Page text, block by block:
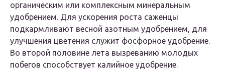
органическим или комплексным минеральным
удобрением. Для ускорения роста саженцы
подкармливают весной азотным удобрением, для
улучшения цветения служит фосфорное удобрение.
Во второй половине лета вызреванию молодых
побегов способствует калийное удобрение.